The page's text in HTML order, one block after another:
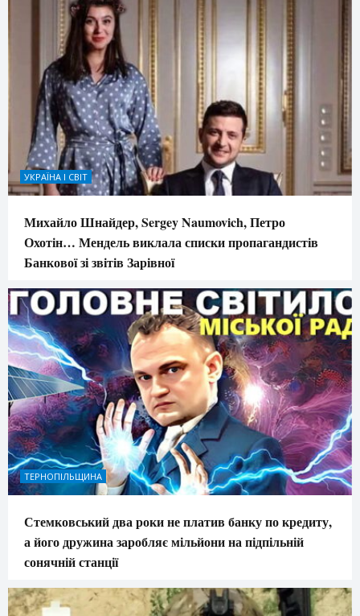
УКРАЇНА І СВІТ
Михайло Шнайдер, Sergey Naumovich, Петро
Охотін… Мендель виклала списки пропагандистів
Банкової зі звітів Зарівної
ТЕРНОПІЛЬЩИНА
Стемковський два роки не платив банку по кредиту,
а його дружина заробляє мільйони на підпільній
сонячній станції